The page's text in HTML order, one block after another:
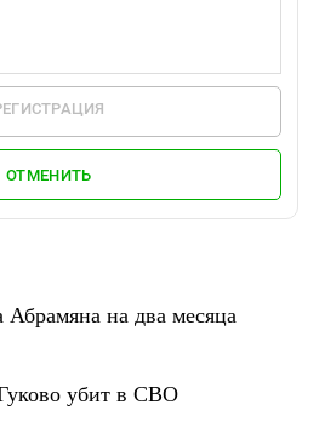
ОТМЕНИТЬ
Абрамяна на два месяца
убит в СВО